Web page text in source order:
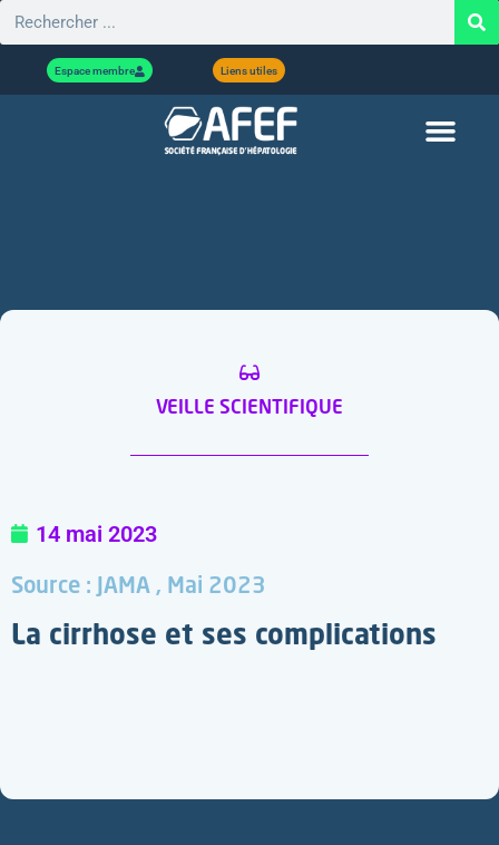
Espace membre Liens utiles
VEILLE SCIENTIFIQUE
14 mai 2023
Source : JAMA , Mai 2023
La cirrhose et ses complications